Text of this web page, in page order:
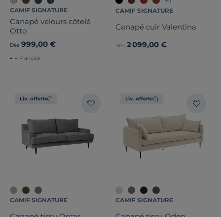
CAMIF SIGNATURE
Canapé velours côtelé
Otto
Dès 999,00 €
Français
CAMIF SIGNATURE
Canapé cuir Valentina
Dès 2 099,00 €
Liv. offerte
CAMIF SIGNATURE
Liv. offerte
CAMIF SIGNATURE